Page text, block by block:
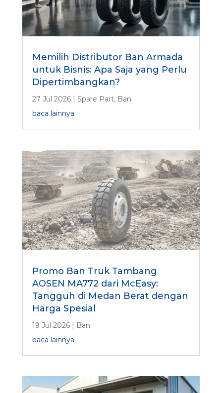
Memilih Distributor Ban Armada
untuk Bisnis: Apa Saja yang Perlu
Dipertimbangkan?
27 Jul 2026| Spare Part, Ban
baca lainnya
Promo Ban Truk Tambang
AOSEN MA772 dari McEasy:
Tangguh di Medan Berat dengan
Harga Spesial
19 Jul 2026| Ban
baca lainnya